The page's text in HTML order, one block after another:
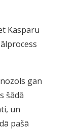
Kasparu
gan
šādā
un
pašā